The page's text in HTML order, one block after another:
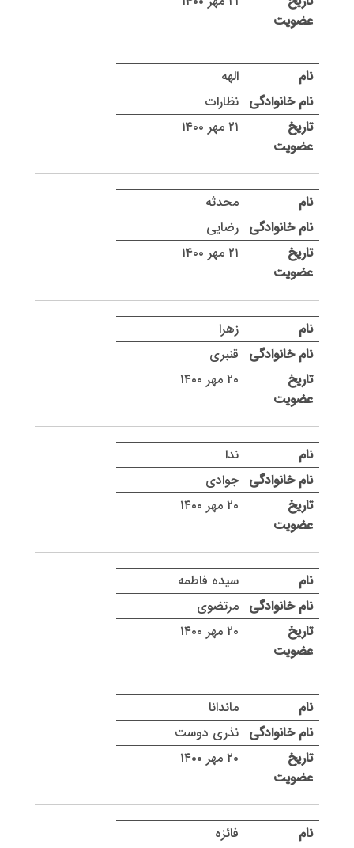
الهه
نظارات
۲۱ مهر ۱۴۰۰
محدثه
رضایی
۲۱ مهر ۱۴۰۰
زهرا
قنبری
۲۰ مهر ۱۴۰۰
ندا
جوادی
۲۰ مهر ۱۴۰۰
سیده فاطمه
مرتضوی
۲۰ مهر ۱۴۰۰
ماندانا
نذری دوست
۲۰ مهر ۱۴۰۰
فائزه